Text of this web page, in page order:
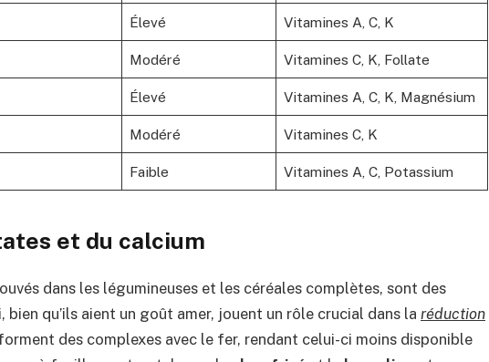
Élevé Vitamines A, C, K
Modéré Vitamines C, K, Follate
Élevé Vitamines A, C, K, Magnésium
Modéré Vitamines C, K
Faible Vitamines A, C, Potassium
et du calcium
dans les légumineuses et les céréales complètes, sont des
qu’ils aient un goût amer, jouent un rôle crucial dans la réduction
des complexes avec le fer, rendant celui-ci moins disponible